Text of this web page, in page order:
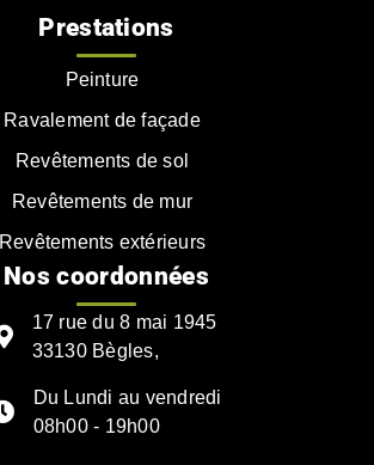
Prestations
Peinture
Ravalement de façade
Revêtements de sol
Revêtements de mur
Revêtements extérieurs
Nos coordonnées
17 rue du 8 mai 1945
33130 Bègles,
Du Lundi au vendredi
08h00 - 19h00